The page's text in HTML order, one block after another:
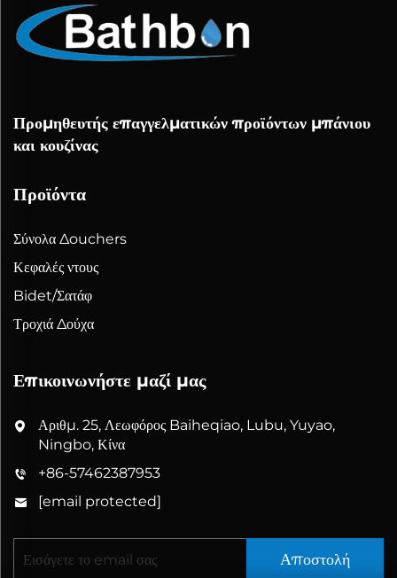
Προμηθευτής επαγγελματικών προϊόντων μπάνιου
και κουζίνας
Προϊόντα
Σύνολα Δouchers
Κεφαλές ντους
Bidet/Σατάφ
Τροχιά Δούχα
Επικοινωνήστε μαζί μας
Αριθμ. 25, Λεωφόρος Baiheqiao, Lubu, Yuyao,
Ningbo, Κίνα
+86-57462387953
[email protected]
Αποστολή